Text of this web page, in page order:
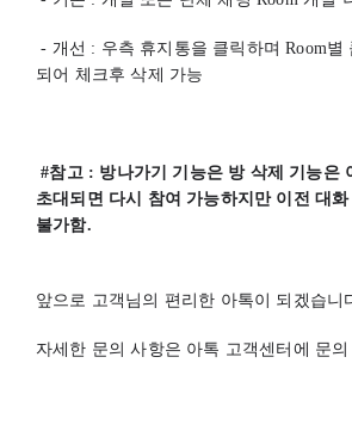
- 개선 : 우측 휴지통을 클릭하며 Room별 콤보 박스 활성화
되어 체크후 삭제 가능
#참고 : 방나가기 기능은 방 삭제 기능은 아니기 때문에
초대되면 다시 참여 가능하지만 이전 대
불가함.
앞으로 고객님의 편리한 아톡이 되겠습니
자세한 문의 사항은 아톡 고객센터에 문